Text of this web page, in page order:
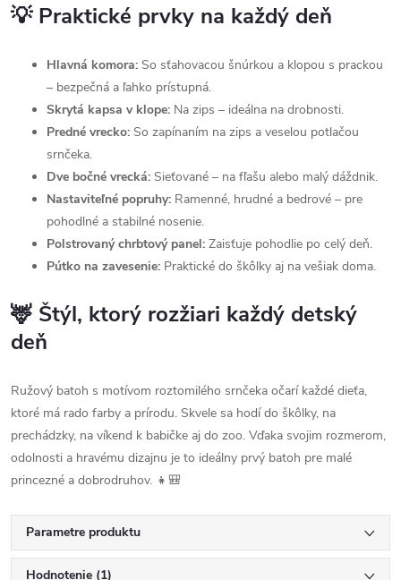
💡 Praktické prvky na každý deň
Hlavná komora: So sťahovacou šnúrkou a klopou s prackou
– bezpečná a ľahko prístupná.
Skrytá kapsa v klope: Na zips – ideálna na drobnosti.
Predné vrecko: So zapínaním na zips a veselou potlačou
srnčeka.
Dve bočné vrecká: Sieťované – na fľašu alebo malý dáždnik.
Nastaviteľné popruhy: Ramenné, hrudné a bedrové – pre
pohodlné a stabilné nosenie.
Polstrovaný chrbtový panel: Zaisťuje pohodlie po celý deň.
Pútko na zavesenie: Praktické do škôlky aj na vešiak doma.
🦌 Štýl, ktorý rozžiari každý detský
deň
Ružový batoh s motívom roztomilého srnčeka očarí každé dieťa,
ktoré má rado farby a prírodu. Skvele sa hodí do škôlky, na
prechádzky, na víkend k babičke aj do zoo. Vďaka svojim rozmerom,
odolnosti a hravému dizajnu je to ideálny prvý batoh pre malé
princezné a dobrodruhov. 👧🎒
Parametre produktu
Hodnotenie (1)